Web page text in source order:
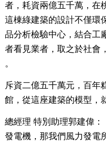
者，耗資兩億五千萬，在
這棟綠建築的設計不僅環
品分析檢驗中心，結合工
者看見業者，取之於社會
。
斥資二億五千萬元，百年
館，從這座建築的模型，
總經理 特別助理郭建偉
發電機，那我們風力發電